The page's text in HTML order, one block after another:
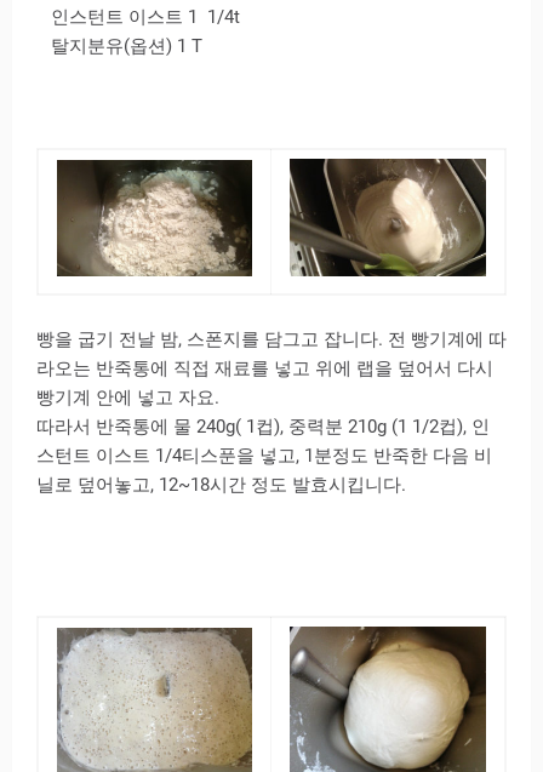
인스턴트 이스트 1 1/4t
탈지분유(옵션) 1 T
빵을 굽기 전날 밤, 스폰지를 담그고 잡니다. 전 빵기계에 따
라오는 반죽통에 직접 재료를 넣고 위에 랩을 덮어서 다시
빵기계 안에 넣고 자요.
따라서 반죽통에 물 240g( 1컵), 중력분 210g (1 1/2컵), 인
스턴트 이스트 1/4티스푼을 넣고, 1분정도 반죽한 다음 비
닐로 덮어놓고, 12~18시간 정도 발효시킵니다.